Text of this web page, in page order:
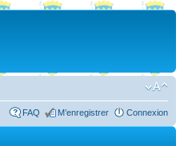
FAQ M’enregistrer Connexion